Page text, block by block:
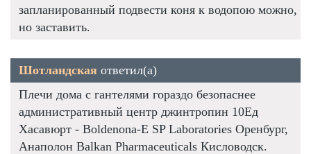
запланированный подвести коня к водопою можно,
но заставить.
Шотландская ответил(а)
Плечи дома с гантелями гораздо безопаснее
административный центр джинтропин 10Ед
Хасавюрт - Boldenona-E SP Laboratories Оренбург,
Анаполон Balkan Pharmaceuticals Кисловодск.